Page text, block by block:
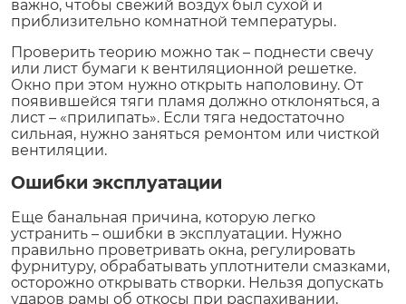
важно, чтобы свежий воздух был сухой и
приблизительно комнатной температуры.
Проверить теорию можно так – поднести свечу
или лист бумаги к вентиляционной решетке.
Окно при этом нужно открыть наполовину. От
появившейся тяги пламя должно отклоняться, а
лист – «прилипать». Если тяга недостаточно
сильная, нужно заняться ремонтом или чисткой
вентиляции.
Ошибки эксплуатации
Еще банальная причина, которую легко
устранить – ошибки в эксплуатации. Нужно
правильно проветривать окна, регулировать
фурнитуру, обрабатывать уплотнители смазками,
осторожно открывать створки. Нельзя допускать
ударов рамы об откосы при распахивании,